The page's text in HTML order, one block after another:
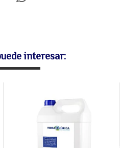
interesar: